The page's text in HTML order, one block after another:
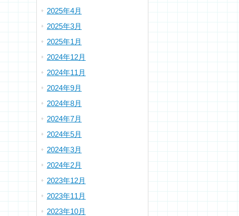
2025年4月
2025年3月
2025年1月
2024年12月
2024年11月
2024年9月
2024年8月
2024年7月
2024年5月
2024年3月
2024年2月
2023年12月
2023年11月
2023年10月